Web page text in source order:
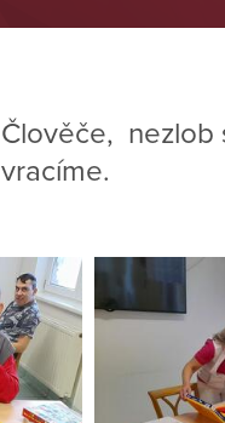
Člověče, nezlob
vracíme.